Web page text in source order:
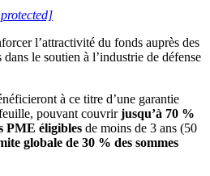
l’attractivité du fonds auprès des
le soutien à l’industrie de défense
à ce titre d’une garantie
pouvant couvrirjusqu’à 70 %
PME éligibles de moins de 3 ans (50
globale de 30 % des sommes